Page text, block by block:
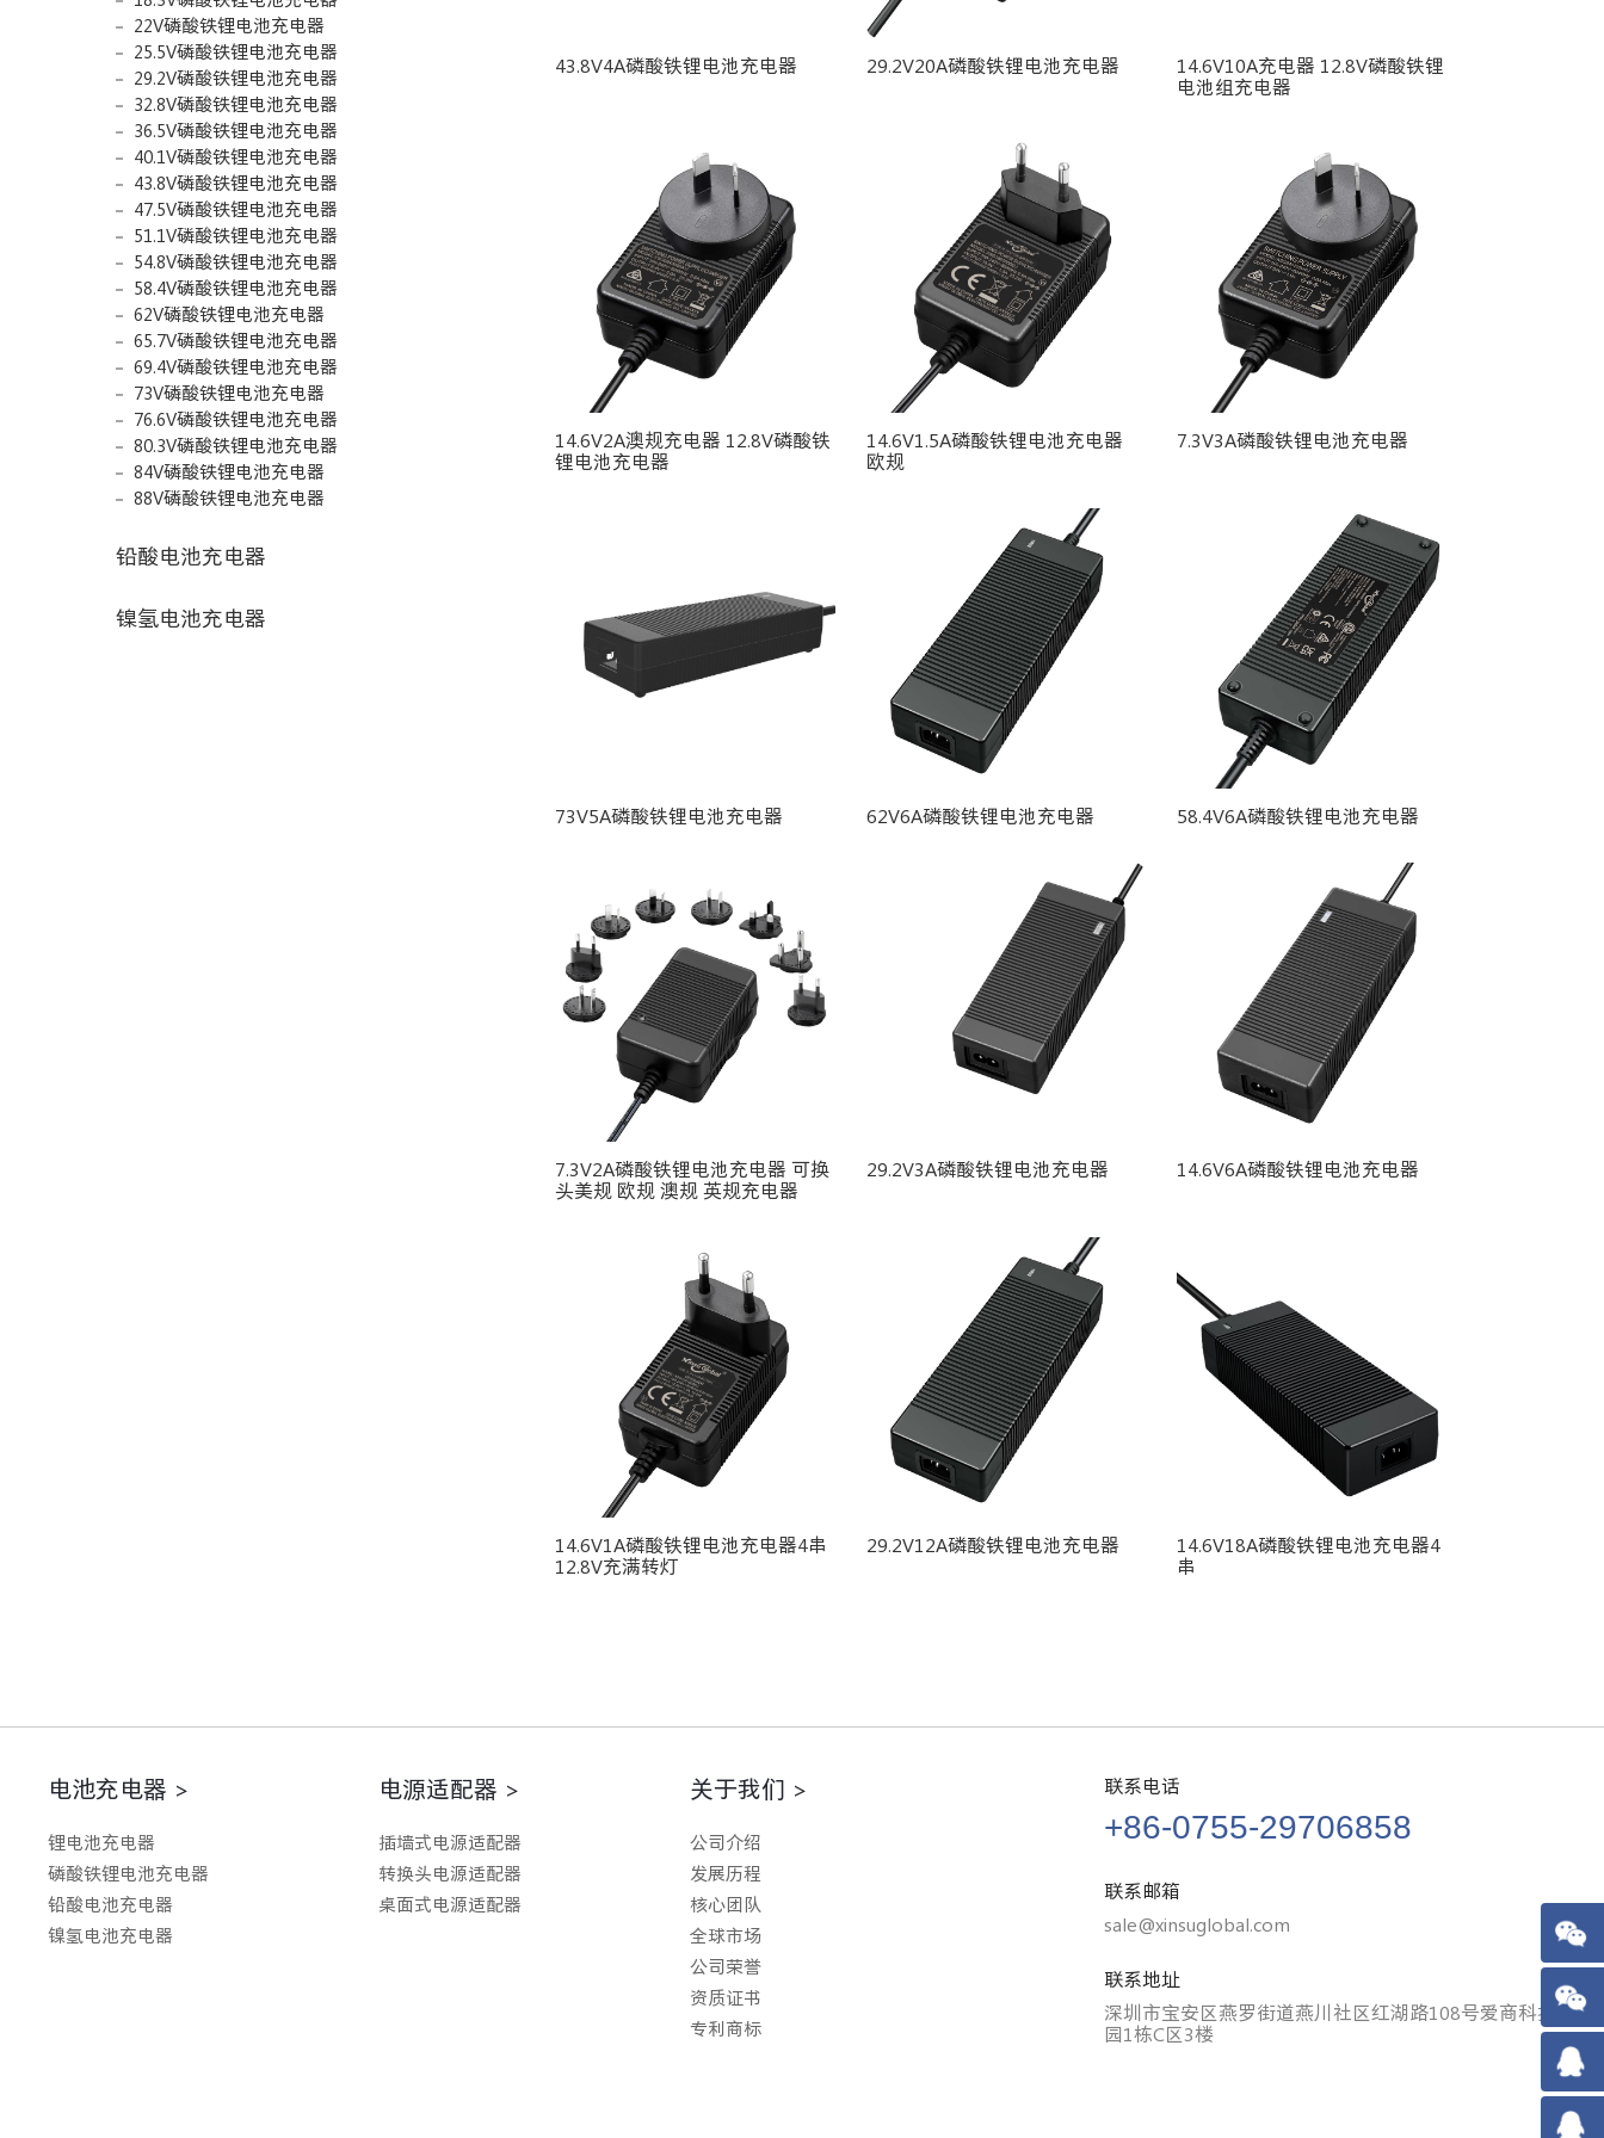
22V磷酸铁锂电池充电器
25.5V磷酸铁锂电池充电器
29.2V磷酸铁锂电池充电器
32.8V磷酸铁锂电池充电器
36.5V磷酸铁锂电池充电器
40.1V磷酸铁锂电池充电器
43.8V磷酸铁锂电池充电器
47.5V磷酸铁锂电池充电器
51.1V磷酸铁锂电池充电器
54.8V磷酸铁锂电池充电器
58.4V磷酸铁锂电池充电器
62V磷酸铁锂电池充电器
65.7V磷酸铁锂电池充电器
69.4V磷酸铁锂电池充电器
73V磷酸铁锂电池充电器
76.6V磷酸铁锂电池充电器
80.3V磷酸铁锂电池充电器
84V磷酸铁锂电池充电器
88V磷酸铁锂电池充电器
铅酸电池充电器
镍氢电池充电器
43.8V4A磷酸铁锂电池充电器 29.2V20A磷酸铁锂电池充电器
14.6V10A充电器 12.8V磷酸铁锂
电池组充电器
14.6V2A澳规充电器 12.8V磷酸铁
锂电池充电器
14.6V1.5A磷酸铁锂电池充电器
欧规
7.3V3A磷酸铁锂电池充电器
73V5A磷酸铁锂电池充电器 62V6A磷酸铁锂电池充电器 58.4V6A磷酸铁锂电池充电器
7.3V2A磷酸铁锂电池充电器 可换
头美规 欧规 澳规 英规充电器
29.2V3A磷酸铁锂电池充电器 14.6V6A磷酸铁锂电池充电器
14.6V1A磷酸铁锂电池充电器4串
12.8V充满转灯
29.2V12A磷酸铁锂电池充电器
14.6V18A磷酸铁锂电池充电器4
串
电池充电器 >
锂电池充电器
磷酸铁锂电池充电器
铅酸电池充电器
镍氢电池充电器
电源适配器 >
插墙式电源适配器
转换头电源适配器
桌面式电源适配器
关于我们 >
公司介绍
发展历程
核心团队
全球市场
公司荣誉
资质证书
专利商标
联系电话
+86-0755-29706858
联系邮箱
sale@xinsuglobal.com
联系地址
深圳市宝安区燕罗街道燕川社区红湖路108号爱商科技
园1栋C区3楼